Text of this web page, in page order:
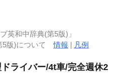
英和中辞典(第5版)」
5版)について情報 | 凡例
ライバー/4t車/完全週休2